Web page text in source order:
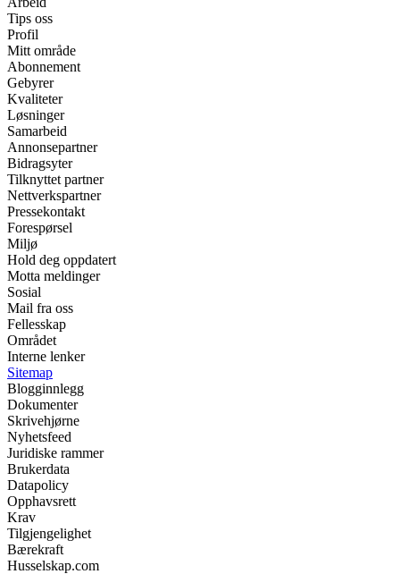
Tips oss
Profil
Mitt område
Abonnement
Gebyrer
Kvaliteter
Løsninger
Samarbeid
Annonsepartner
Bidragsyter
Tilknyttet partner
Nettverkspartner
Pressekontakt
Forespørsel
Miljø
Hold deg oppdatert
Motta meldinger
Sosial
Mail fra oss
Fellesskap
Området
Interne lenker
Sitemap
Blogginnlegg
Dokumenter
Skrivehjørne
Nyhetsfeed
Juridiske rammer
Brukerdata
Datapolicy
Opphavsrett
Krav
Tilgjengelighet
Bærekraft
Husselskap.com